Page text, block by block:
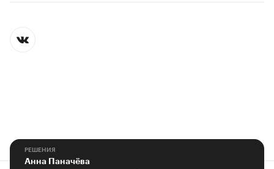
РЕШЕНИЯ
Анна Паначёва